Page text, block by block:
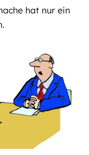
hat nur ein